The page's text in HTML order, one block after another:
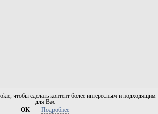
чтобы сделать контент более интересным и подходящим
для Вас
OK
Подробнее